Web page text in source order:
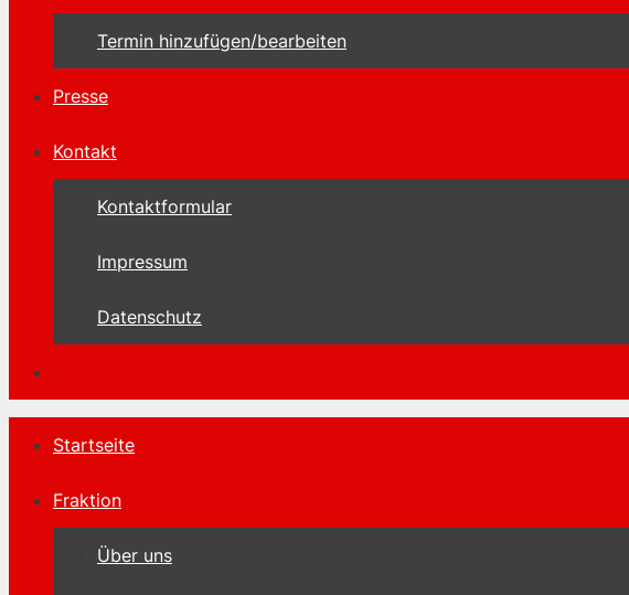
Termin hinzufügen/bearbeiten
Presse
Kontakt
Kontaktformular
Impressum
Datenschutz
Startseite
Fraktion
Über uns